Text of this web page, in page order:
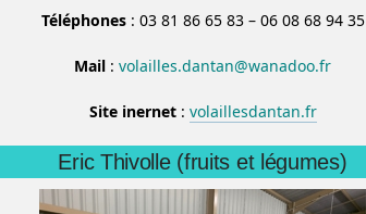
Téléphones: 03 81 86 65 83 – 06 08 68 94 35
Mail : volailles.dantan@wanadoo.fr
Site inernet: volaillesdantan.fr
Eric Thivolle (fruits et légumes)